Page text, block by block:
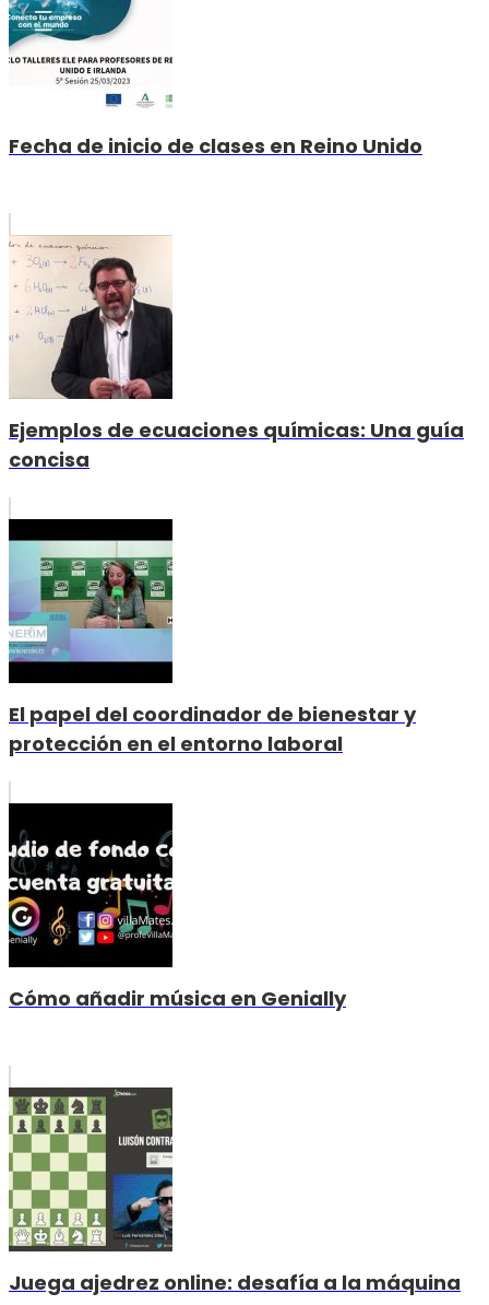
Fecha de inicio de clases en Reino Unido
Ejemplos de ecuaciones químicas: Una guía
concisa
El papel del coordinador de bienestar y
protección en el entorno laboral
Cómo añadir música en Genially
Juega ajedrez online: desafía a la máquina